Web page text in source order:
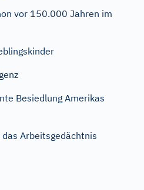
vor 150.000 Jahren im
Besiedlung Amerikas
Arbeitsgedächtnis